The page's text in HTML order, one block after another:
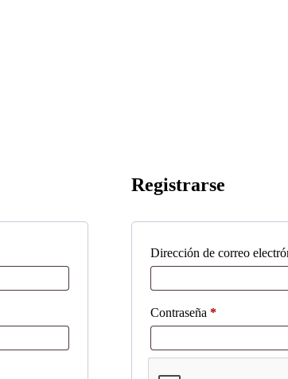
Registrarse
Dirección de correo
Contraseña *Obligatorio